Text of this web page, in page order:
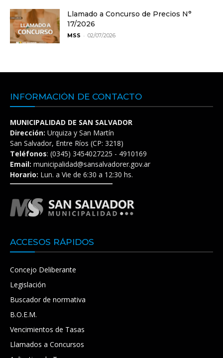
Llamado a Concurso de Precios N°
17/2026
MSS - 02/07/2026
INFORMACIÓN DE CONTACTO
MUNICIPALIDAD DE SAN SALVADOR
Dirección: Urquiza y San Martín
San Salvador, Entre Ríos (CP: 3218)
Teléfonos: (0345) 3454027225 - 4910169
Email: municipalidad@sansalvadorer.gov.ar
Horario: Lun. a Vie de 6:30 a 12:30 hs.
ACCESOS RÁPIDOS
Concejo Deliberante
Legislación
Buscador de normativa
B.O.E.M.
Vencimientos de Tasas
Llamados a Concursos